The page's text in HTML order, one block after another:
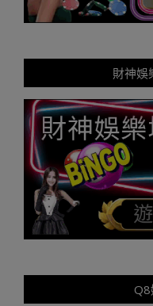
財神娛